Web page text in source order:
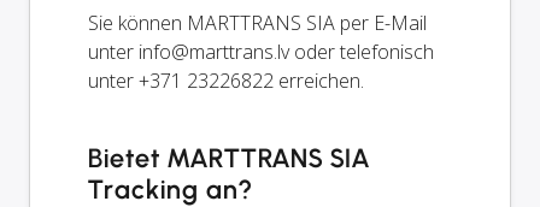
Sie können MARTTRANS SIA per E-Mail
unter info@marttrans.lvoder telefonisch
unter +371 23226822 erreichen.
Bietet MARTTRANS SIA
Tracking an?